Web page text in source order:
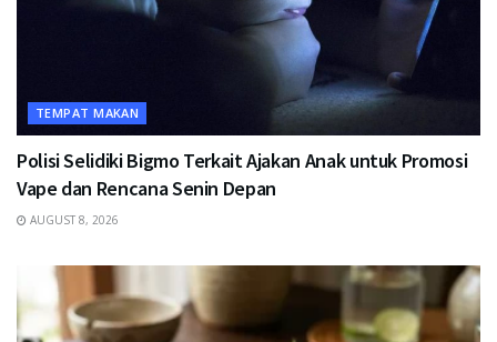
TEMPAT MAKAN
Polisi Selidiki Bigmo Terkait Ajakan Anak untuk Promosi
Vape dan Rencana Senin Depan
AUGUST 8, 2026